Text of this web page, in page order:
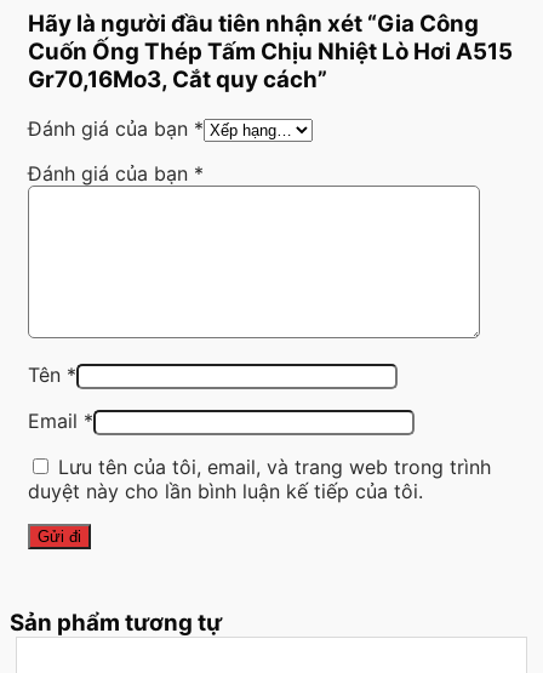
Hãy là người đầu tiên nhận xét “Gia Công
Cuốn Ống Thép Tấm Chịu Nhiệt Lò Hơi A515
Gr70,16Mo3, Cắt quy cách”
Đánh giá của bạn *
Đánh giá của bạn *
Tên *
Email *
Lưu tên của tôi, email, và trang web trong trình
duyệt này cho lần bình luận kế tiếp của tôi.
Sản phẩm tương tự